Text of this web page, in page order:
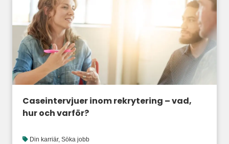
Caseintervjuer inom rekrytering – vad,
hur och varför?
Din karriär, Söka jobb